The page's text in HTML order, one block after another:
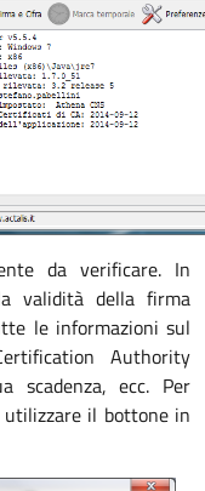
da verificare. In
validità della firma
le informazioni sul
Authority
scadenza, ecc. Per
il bottone in